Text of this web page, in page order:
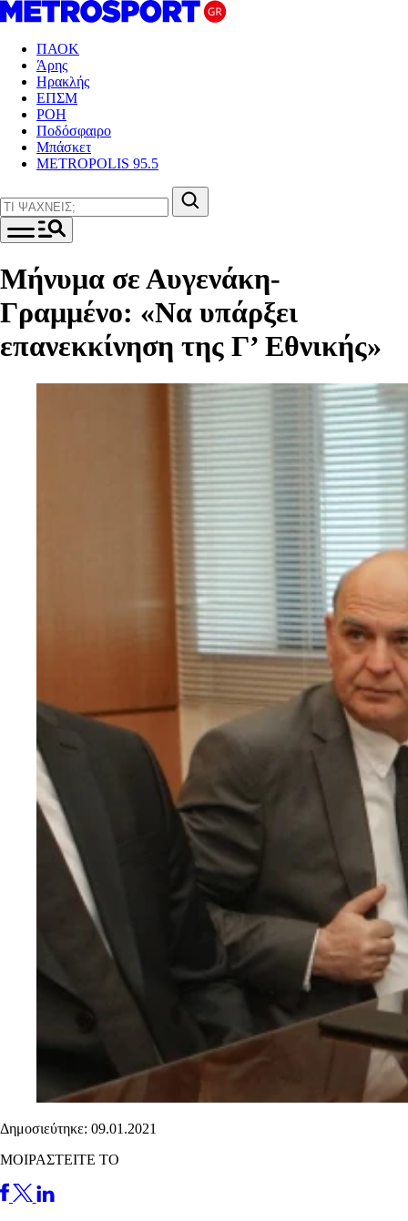
ΠΑΟΚ
Άρης
Ηρακλής
ΕΠΣΜ
ΡΟΗ
Ποδόσφαιρο
Μπάσκετ
METROPOLIS 95.5
Μήνυμα σε Αυγενάκη-
Γραμμένο: «Να υπάρξει
επανεκκίνηση της Γ’ Εθνικής»
Δημοσιεύτηκε: 09.01.2021
ΜΟΙΡΑΣΤΕΙΤΕ ΤΟ